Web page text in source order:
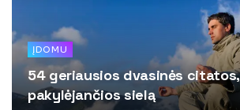
ĮDOMU
54 geriausios dvasinės citatos,
pakylėjančios sielą